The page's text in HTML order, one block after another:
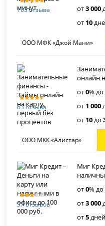
103 отзыва
от3 000
от 10
ООО МФК «Джой Мани»
63 отзыва
онлайн
от0% до
от 1 000
от 10до
ООО МКК «Алистар»
37 отзывов
Миг
от0% до
от3 000
от5